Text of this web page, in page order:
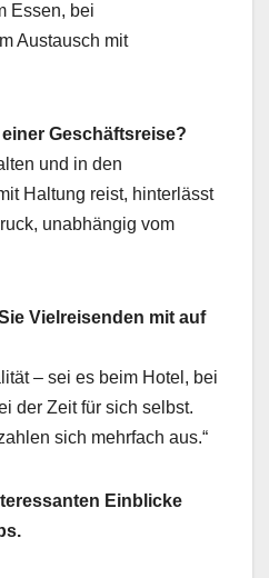
Essen, bei
Austausch mit
Geschäftsreise?
und in den
Haltung reist, hinterlässt
unabhängig vom
Vielreisenden mit auf
– sei es beim Hotel, bei
der Zeit für sich selbst.
sich mehrfach aus.“
Einblicke